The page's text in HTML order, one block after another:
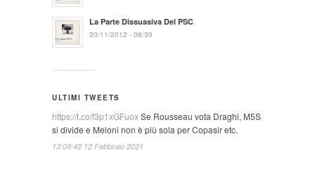
La Parte Dissuasiva Del PSC
20/11/2012 - 08:30
ULTIMI TWEETS
https://t.co/f3p1xGFuoxSe Rousseau vota Draghi, M5S
si divide e Meloni non è più sola per Copasir etc.
13:09:42 12 Febbraio 2021